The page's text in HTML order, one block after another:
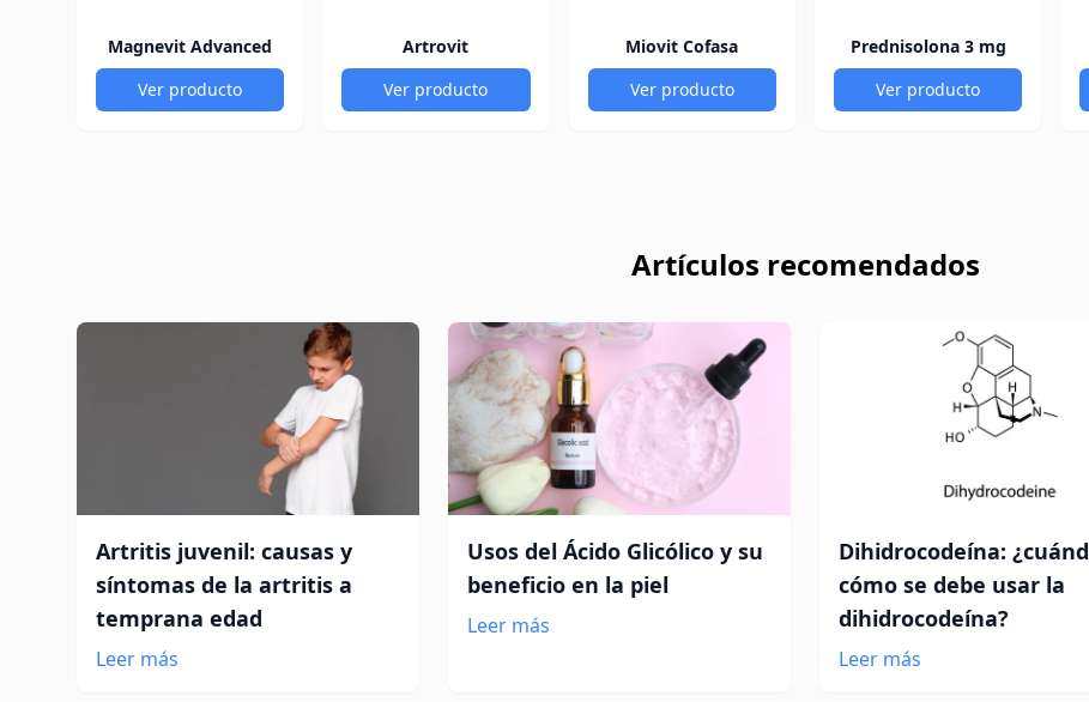
Magnevit Advanced
Ver producto
Artrovit
Ver producto
Miovit Cofasa
Ver producto
Prednisolona 3 mg
Ver producto
Artículos recomendados
Artritis juvenil: causas y
síntomas de la artritis a
temprana edad
Leer más
Usos del Ácido Glicólico y su
beneficio en la piel
Leer más
Dihidrocodeína:
cómo se debe usar la
dihidrocodeína?
Leer más